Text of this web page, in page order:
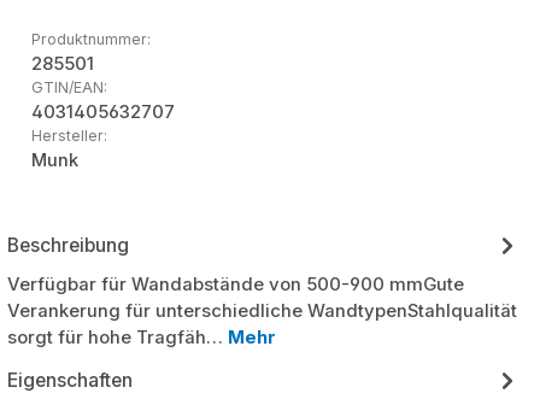
Produktnummer:
285501
GTIN/EAN:
4031405632707
Hersteller:
Munk
Beschreibung
Verfügbar für Wandabstände von 500-900 mmGute
Verankerung für unterschiedliche WandtypenStahlqualität
sorgt für hohe Tragfäh… Mehr
Eigenschaften